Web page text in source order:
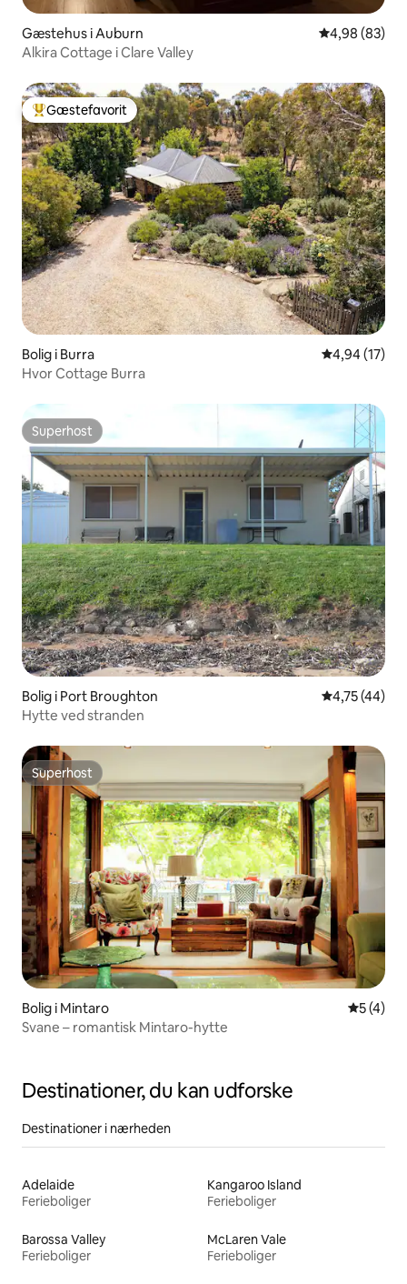
Gæstehus i Auburn 4,98 ud af 5 i
4,98 (83)
Alkira Cottage i Clare Valley
Bedste gæstefavorit
Gæstefavorit
Bolig i Burra 4,94 ud af 5
4,94 (17)
Hvor Cottage Burra
Superhost
Superhost
Bolig i Port Broughton 4,75 ud af 5
4,75 (44)
Hytte ved stranden
Superhost
Superhost
Bolig i Mintaro 5 ud af 5
5 (4)
Svane – romantisk Mintaro-hytte
Destinationer, du kan udforske
Destinationer i nærheden
Adelaide
Ferieboliger
Kangaroo Island
Ferieboliger
Barossa Valley
Ferieboliger
McLaren Vale
Ferieboliger